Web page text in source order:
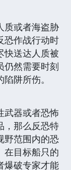
质或者海盗胁
恐作战行动时
快送达人质被
仍然需要时刻
阱所伤。
武器或者恐怖
，那么反恐特
野范围内的恐
在目标船只的
爆破专家才能